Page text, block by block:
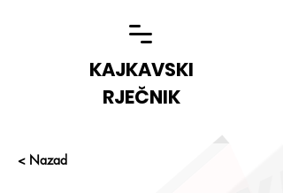
KAJKAVSKI
RJEČNIK
< Nazad